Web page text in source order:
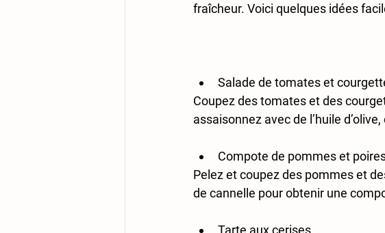
fraîcheur. Voici quelques idées
Salade de tomates et
Coupez des tomates et des
assaisonnez avec de l’huile
Compote de pommes et
Pelez et coupez des pommes et
de cannelle pour obtenir une
Tarte aux cerises